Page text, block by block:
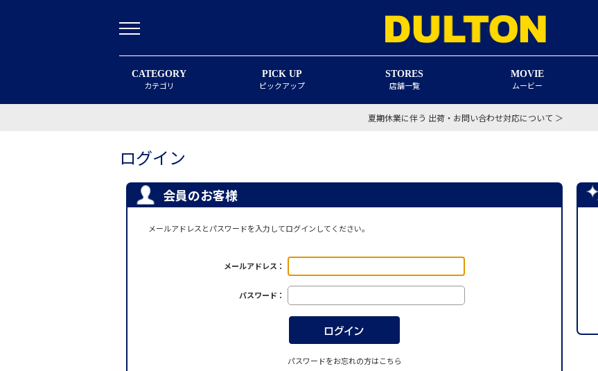
CATEGORY
カテゴリ
PICK UP
ピックアップ
STORES
店舗一覧
MOVIE
ムービー
夏期休業に伴う 出荷・お問い合わせ対応について ＞
ログイン
会員のお客様
メールアドレスとパスワードを入力してログインしてください。
メールアドレス：
パスワード：
パスワードをお忘れの方はこちら